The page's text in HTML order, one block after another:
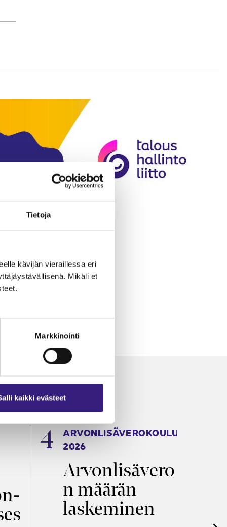
Tietoja
kävijän vieraillessa eri
Mikäli et
Markkinointi
kaikki evästeet
ARVONLISÄVEROKOULU
2026
Arvonlisävero
n määrän
laskeminen